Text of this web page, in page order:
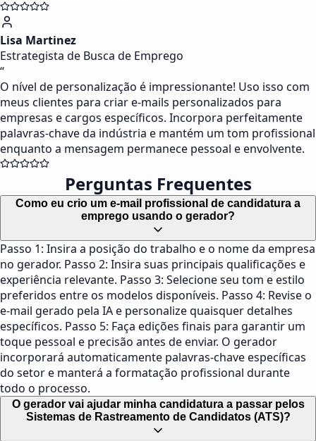
Lisa Martinez
Estrategista de Busca de Emprego
“
O nível de personalização é impressionante! Uso isso com
meus clientes para criar e-mails personalizados para
empresas e cargos específicos. Incorpora perfeitamente
palavras-chave da indústria e mantém um tom profissional
enquanto a mensagem permanece pessoal e envolvente.
Perguntas Frequentes
Como eu crio um e-mail profissional de candidatura a
emprego usando o gerador?
Passo 1: Insira a posição do trabalho e o nome da empresa
no gerador. Passo 2: Insira suas principais qualificações e
experiência relevante. Passo 3: Selecione seu tom e estilo
preferidos entre os modelos disponíveis. Passo 4: Revise o
e-mail gerado pela IA e personalize quaisquer detalhes
específicos. Passo 5: Faça edições finais para garantir um
toque pessoal e precisão antes de enviar. O gerador
incorporará automaticamente palavras-chave específicas
do setor e manterá a formatação profissional durante
todo o processo.
O gerador vai ajudar minha candidatura a passar pelos
Sistemas de Rastreamento de Candidatos (ATS)?